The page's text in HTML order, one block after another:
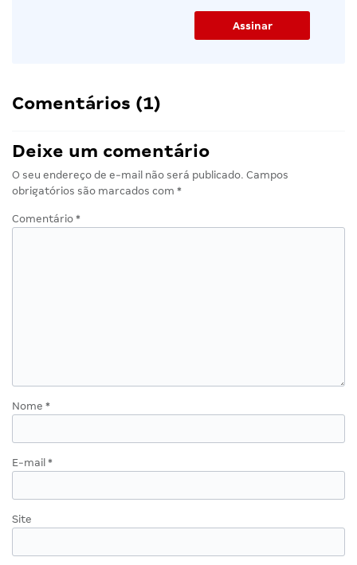
Comentários (1)
Deixe um comentário
O seu endereço de e-mail não será publicado. Campos
obrigatórios são marcados com *
Comentário *
Nome *
E-mail *
Site